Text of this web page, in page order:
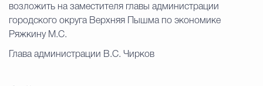
возложить на заместителя главы администрации
городского округа Верхняя Пышма по экономике
Ряжкину М.С.
Глава администрации В.С. Чирков